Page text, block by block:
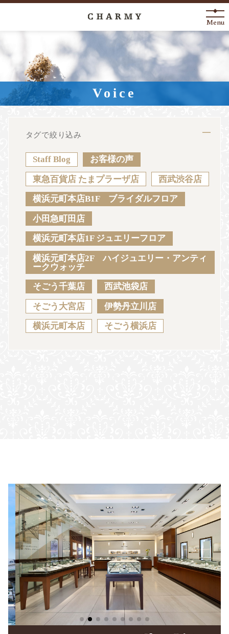
New Arrival
About
Engagement Ring
Anniversary
News Blog
Sustainability Voice Catalog
JA EN CH KO
Menu
Voice
タグで絞り込み
Staff Blog お客様の声
東急百貨店 たまプラーザ店 西武渋谷店
横浜元町本店B1F ブライダルフロア
小田急町田店
横浜元町本店1F ジュエリーフロア
横浜元町本店2F ハイジュエリー・アンティ
ークウォッチ
そごう千葉店 西武池袋店
そごう大宮店 伊勢丹立川店
横浜元町本店 そごう横浜店